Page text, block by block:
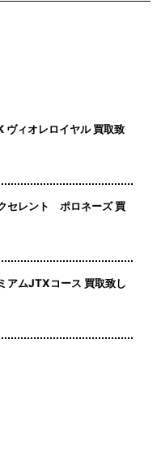
ィオレロイヤル 買取致
セレント ポロネーズ 買
アムJTXコース 買取致し